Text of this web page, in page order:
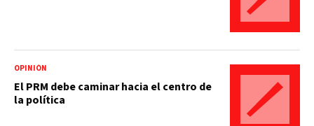
OPINIÓN
El PRM debe caminar hacia el centro de
la política